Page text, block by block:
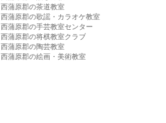
西蒲原郡の茶道教室
西蒲原郡の歌謡・カラオケ教室
西蒲原郡の手芸教室センター
西蒲原郡の将棋教室クラブ
西蒲原郡の陶芸教室
西蒲原郡の絵画・美術教室